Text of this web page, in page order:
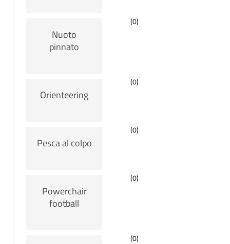
Nuoto
pinnato
(0)
Orienteering
(0)
Pesca al colpo
(0)
Powerchair
football
(0)
(0)